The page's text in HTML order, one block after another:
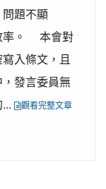
題不顯
率。 本會對
入條文，且
發言委員無
觀看完整文章